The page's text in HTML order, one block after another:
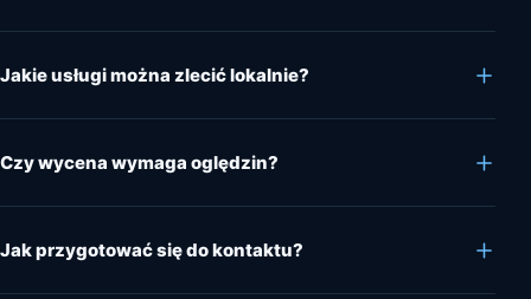
Jakie usługi można zlecić lokalnie?
Czy wycena wymaga oględzin?
Jak przygotować się do kontaktu?